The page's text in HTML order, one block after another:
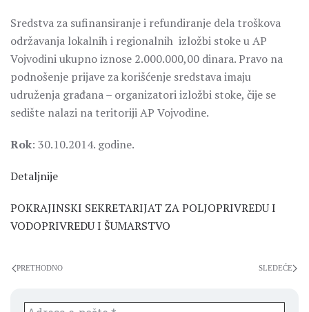
Sredstva za sufinansiranje i refundiranje dela troškova
održavanja lokalnih i regionalnih izložbi stoke u AP
Vojvodini ukupno iznose 2.000.000,00 dinara. Pravo na
podnošenje prijave za korišćenje sredstava imaju
udruženja građana – organizatori izložbi stoke, čije se
sedište nalazi na teritoriji AP Vojvodine.
Rok: 30.10.2014. godine.
Detaljnije
POKRAJINSKI SEKRETARIJAT ZA POLJOPRIVREDU I
VODOPRIVREDU I ŠUMARSTVO
PRETHODNO SLEDEĆE